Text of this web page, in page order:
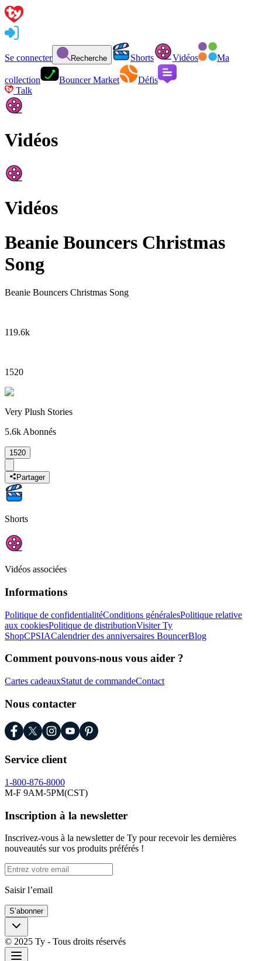
Se connecter Recherche Shorts Vidéos Ma
collection Bouncer Market
Défis
Talk
Vidéos
Vidéos
Beanie Bouncers Christmas
Song
Beanie Bouncers Christmas Song
119.6k
1520
Very Plush Stories
5.6k Abonnés
1520
Partager
Shorts
Vidéos associées
Informations
Politique de confidentialitéConditions généralesPolitique relative
aux cookiesPolitique de distributionVisiter Ty
ShopCPSIACalendrier des anniversaires BouncerBlog
Comment pouvons-nous vous aider ?
Cartes cadeauxStatut de commandeContact
Nous contacter
Service client
1-800-876-8000
M-F 9AM-5PM(CST)
Inscription à la newsletter
Inscrivez-vous à la newsletter de Ty pour recevoir les dernières
nouveautés sur vos produits préférés !
Saisir l’email
S’abonner
© 2025 Ty - Tous droits réservés